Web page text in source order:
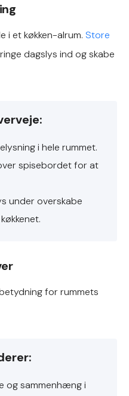
i et køkken-alrum. Store
dagslys ind og skabe
i hele rummet.
spisebordet for at
under overskabe
for rummets
og sammenhæng i